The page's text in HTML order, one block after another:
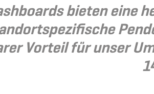
bieten eine
Vorteil für unser